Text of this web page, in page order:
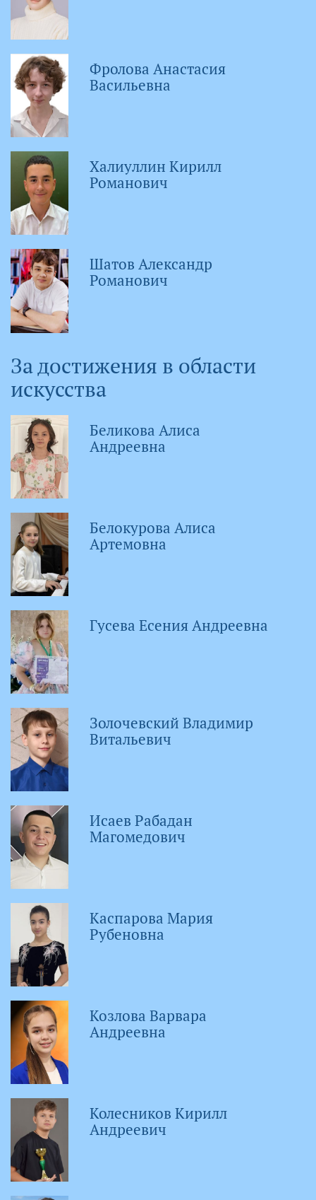
Фролова Анастасия
Васильевна
Халиуллин Кирилл
Романович
Шатов Александр
Романович
За достижения в области
искусства
Беликова Алиса
Андреевна
Белокурова Алиса
Артемовна
Гусева Есения Андреевна
Золочевский Владимир
Витальевич
Исаев Рабадан
Магомедович
Каспарова Мария
Рубеновна
Козлова Варвара
Андреевна
Колесников Кирилл
Андреевич